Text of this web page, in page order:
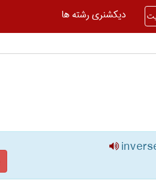
دیکشنری رشته ها